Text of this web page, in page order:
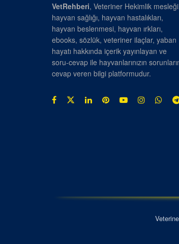
VetRehberi, Veteriner Hekimlik
hayvan sağlığı, hayvan hastalıkları,
hayvan beslenmesi, hayvan ırkları,
ebooks, sözlük, veteriner ilaçlar, yaban
hayatı hakkında içerik yayınlayan ve
soru-cevap ile hayvanlarınızın
cevap veren bilgi platformudur.